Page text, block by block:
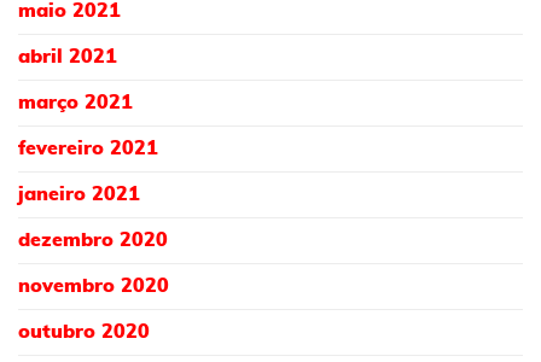
maio 2021
abril 2021
março 2021
fevereiro 2021
janeiro 2021
dezembro 2020
novembro 2020
outubro 2020